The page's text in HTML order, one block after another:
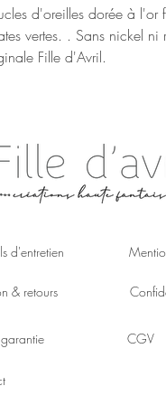
d'oreilles dorée à
vertes. . Sans nickel
Fille d'Avril.
d'entretien
& retours
& garantie CGV